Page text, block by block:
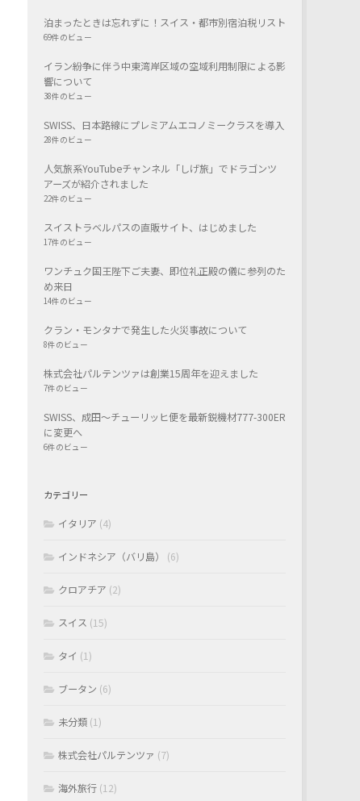
泊まったときは忘れずに！スイス・都市別宿泊税リスト
69件のビュー
イラン紛争に伴う中東湾岸区域の空域利用制限による影
響について
38件のビュー
SWISS、日本路線にプレミアムエコノミークラスを導入
28件のビュー
人気旅系YouTubeチャンネル「しげ旅」でドラゴンツ
アーズが紹介されました
22件のビュー
スイストラベルパスの直販サイト、はじめました
17件のビュー
ワンチュク国王陛下ご夫妻、即位礼正殿の儀に参列のた
め来日
14件のビュー
クラン・モンタナで発生した火災事故について
8件のビュー
株式会社パルテンツァは創業15周年を迎えました
7件のビュー
SWISS、成田〜チューリッヒ便を最新鋭機材777-300ER
に変更へ
6件のビュー
カテゴリー
イタリア (4)
インドネシア（バリ島） (6)
クロアチア (2)
スイス (15)
タイ (1)
ブータン (6)
未分類 (1)
株式会社パルテンツァ (7)
海外旅行 (12)